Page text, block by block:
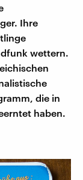
Ihre
wettern.
die in
haben.